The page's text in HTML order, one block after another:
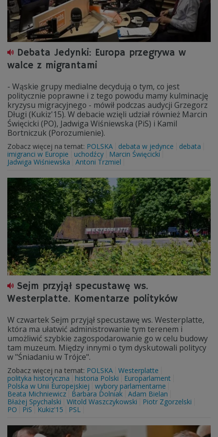
Debata Jedynki: Europa przegrywa w
walce z migrantami
- Wąskie grupy medialne decydują o tym, co jest
politycznie poprawne i z tego powodu mamy kulminację
kryzysu migracyjnego - mówił podczas audycji Grzegorz
Długi (Kukiz'15). W debacie wzięli udział również Marcin
Święcicki (PO), Jadwiga Wiśniewska (PiS) i Kamil
Bortniczuk (Porozumienie).
Zobacz więcej na temat: POLSKA debata w jedynce
debata
imigranci w Europie
uchodźcy
Marcin Święcicki
Jadwiga Wiśniewska
Antoni Trzmiel
Sejm przyjął specustawę ws.
Westerplatte. Komentarze polityków
W czwartek Sejm przyjął specustawę ws. Westerplatte,
która ma ułatwić administrowanie tym terenem i
umożliwić szybkie zagospodarowanie go w celu budowy
tam muzeum. Między innymi o tym dyskutowali politycy
w "Śniadaniu w Trójce".
Zobacz więcej na temat: POLSKA Westerplatte
polityka historyczna
historia Polski
Europarlament
Polska w Unii Europejskiej
wybory parlamentarne
Beata Michniewicz
Barbara Dolniak Adam Bielan
Błażej Spychalski
Witold Waszczykowski
Piotr Zgorzelski
PO
PiS Kukiz'15 PSL